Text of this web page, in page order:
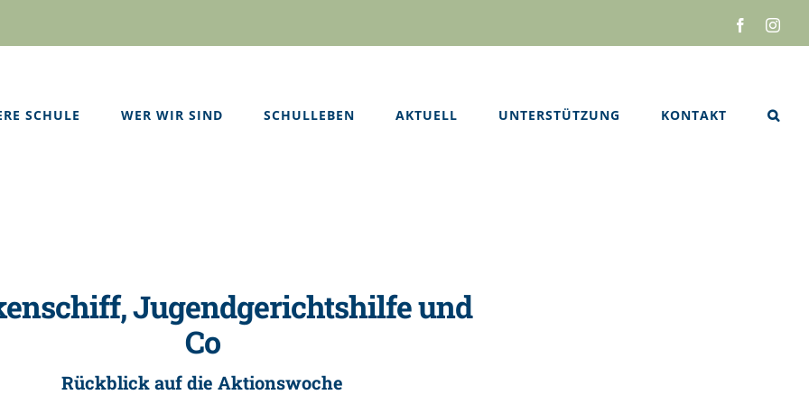
Facebook
SCHULE WER WIR SIND SCHULLEBEN AKTUELL UNTERSTÜTZUNG KONTAKT
Jugendgerichtshilfe und
Co
Rückblick auf die Aktionswoche